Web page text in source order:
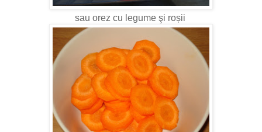
sau orez cu legume şi roșii